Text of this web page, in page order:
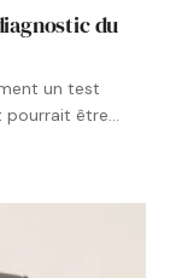
du
un test
pourrait être